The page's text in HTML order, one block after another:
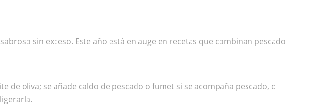
sin exceso. Este año está en auge en recetas que combinan pescado
de oliva; se añade caldo de pescado o fumet si se acompaña pescado, o